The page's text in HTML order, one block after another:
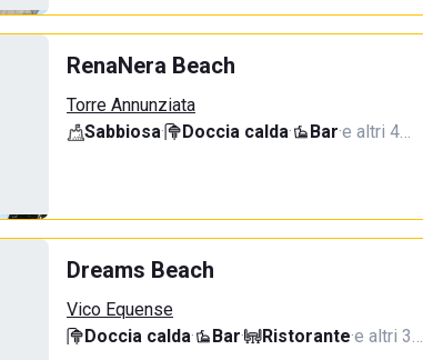
RenaNera Beach
Torre Annunziata
Sabbiosa· Doccia calda· Bar·e altri 4…
Dreams Beach
Vico Equense
Doccia calda· Bar· Ristorante·e altri 3…